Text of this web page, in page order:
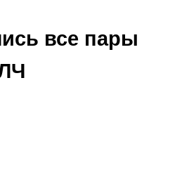
все пары